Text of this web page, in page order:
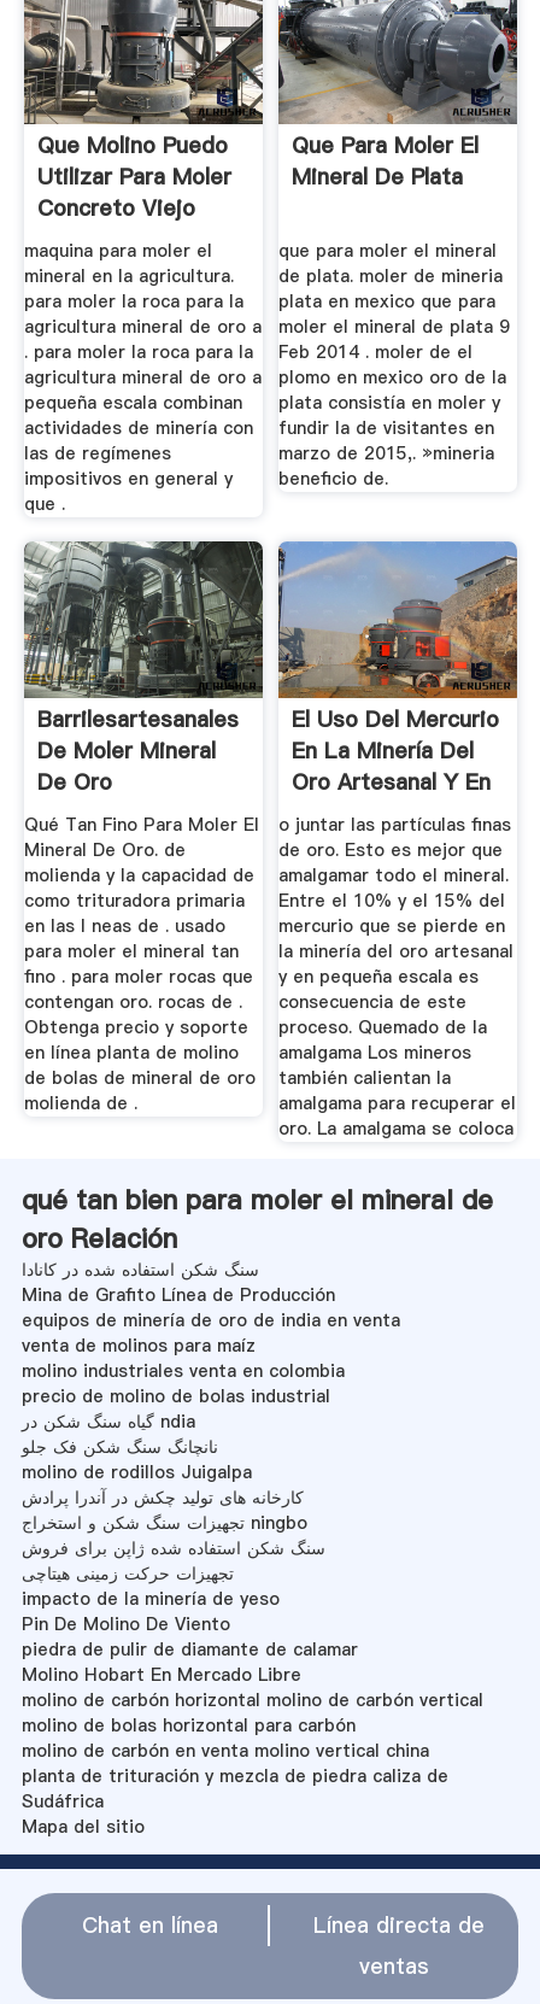
Que Molino Puedo
Utilizar Para Moler
Concreto Viejo
maquina para moler el
mineral en la agricultura.
para moler la roca para la
agricultura mineral de oro a
. para moler la roca para la
agricultura mineral de oro a
pequeña escala combinan
actividades de minería con
las de regímenes
impositivos en general y
que .
Que Para Moler El
Mineral De Plata
que para moler el mineral
de plata. moler de mineria
plata en mexico que para
moler el mineral de plata 9
Feb 2014 . moler de el
plomo en mexico oro de la
plata consistía en moler y
fundir la de visitantes en
marzo de 2015,. »mineria
beneficio de.
Barrilesartesanales
De Moler Mineral
De Oro
Qué Tan Fino Para Moler El
Mineral De Oro. de
molienda y la capacidad de
como trituradora primaria
en las l neas de . usado
para moler el mineral tan
fino . para moler rocas que
contengan oro. rocas de .
Obtenga precio y soporte
en línea planta de molino
de bolas de mineral de oro
molienda de .
El Uso Del Mercurio
En La Minería Del
Oro Artesanal Y En
...
o juntar las partículas finas
de oro. Esto es mejor que
amalgamar todo el mineral.
Entre el 10% y el 15% del
mercurio que se pierde en
la minería del oro artesanal
y en pequeña escala es
consecuencia de este
proceso. Quemado de la
amalgama Los mineros
también calientan la
amalgama para recuperar el
oro. La amalgama se coloca
qué tan bien para moler el mineral de
oro Relación
سنگ شکن استفاده شده در کانادا
Mina de Grafito Línea de Producción
equipos de minería de oro de india en venta
venta de molinos para maíz
molino industriales venta en colombia
precio de molino de bolas industrial
گیاه سنگ شکن در ndia
نانچانگ سنگ شکن فک جلو
molino de rodillos Juigalpa
کارخانه های تولید چکش در آندرا پرادش
تجهیزات سنگ شکن و استخراج ningbo
سنگ شکن استفاده شده ژاپن برای فروش
تجهیزات حرکت زمینی هیتاچی
impacto de la minería de yeso
Pin De Molino De Viento
piedra de pulir de diamante de calamar
Molino Hobart En Mercado Libre
molino de carbón horizontal molino de carbón vertical
molino de bolas horizontal para carbón
molino de carbón en venta molino vertical china
planta de trituración y mezcla de piedra caliza de
Sudáfrica
Mapa del sitio
Chat en línea
Línea directa de
ventas